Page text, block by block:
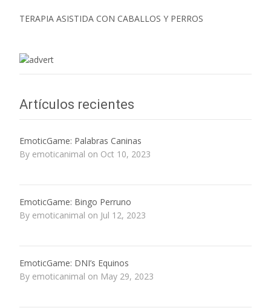
TERAPIA ASISTIDA CON CABALLOS Y PERROS
Artículos recientes
EmoticGame: Palabras Caninas
By emoticanimal on Oct 10, 2023
EmoticGame: Bingo Perruno
By emoticanimal on Jul 12, 2023
EmoticGame: DNI’s Equinos
By emoticanimal on May 29, 2023